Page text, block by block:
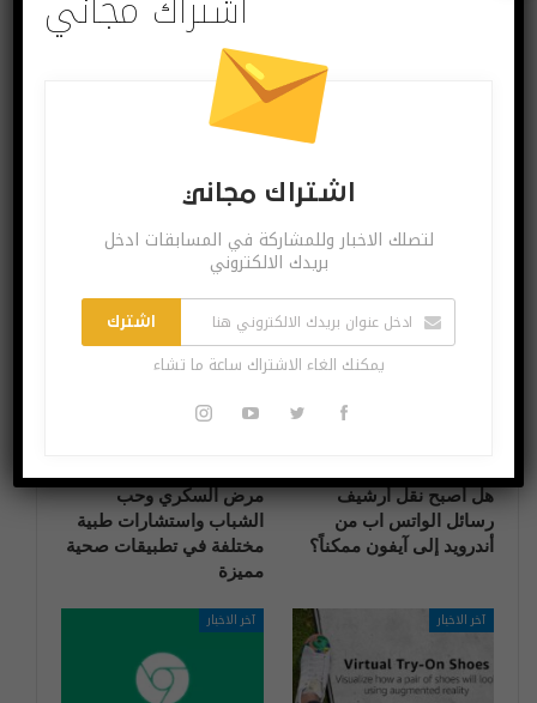
تطبيقات وبرامج
هل أصبح نقل أرشيف
رسائل الواتس اب من
أندرويد إلى آيفون ممكناً؟
تطبيقات وبرامج
مرض السكري وحب
الشباب واستشارات طبية
مختلفة في تطبيقات صحية
مميزة
آخر الاخبار آخر الاخبار
اشتراك مجاني
لتصلك الاخبار وللمشاركة في المسابقات ادخل
بريدك الالكتروني
اشترك
يمكنك الغاء الاشتراك ساعة ما تشاء